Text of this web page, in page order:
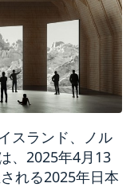
スランド、ノル
、2025年4月13
れる2025年日本